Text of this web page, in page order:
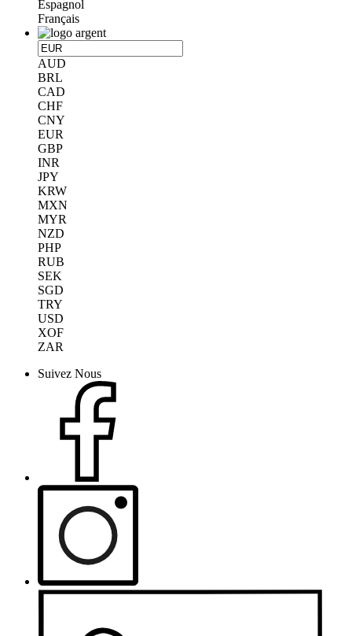
Espagnol
Français
AUD
BRL
CAD
CHF
CNY
EUR
GBP
INR
JPY
KRW
MXN
MYR
NZD
PHP
RUB
SEK
SGD
TRY
USD
XOF
ZAR
Suivez Nous